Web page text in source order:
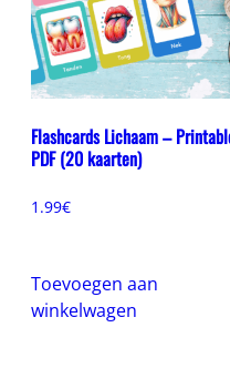
Flashcards Lichaam –
PDF (20 kaarten)
1.99€
Toevoegen aan
winkelwagen